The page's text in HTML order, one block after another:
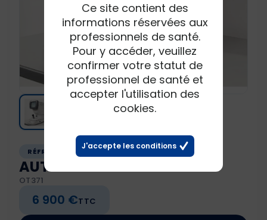
RÉFRACTION
AUTOREF NIDEK ARK1A
OT371
6 900 €TTC
Ce site contient des
informations réservées aux
professionnels de santé.
Pour y accéder, veuillez
confirmer votre statut de
professionnel de santé et
accepter l'utilisation des
cookies.
J'accepte les conditions